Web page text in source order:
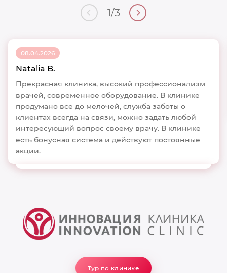
1/3
08.04.2026
Natalia B.
Прекрасная клиника, высокий профессионализм
врачей, современное оборудование. В клинике
продумано все до мелочей, служба заботы о
клиентах всегда на связи, можно задать любой
интересующий вопрос своему врачу. В клинике
есть бонусная система и действуют постоянные
акции.
Тур по клинике